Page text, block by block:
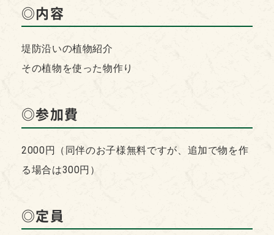
◎内容
堤防沿いの植物紹介
その植物を使った物作り
◎参加費
2000円（同伴のお子様無料ですが、追加で物を作
る場合は300円）
◎定員